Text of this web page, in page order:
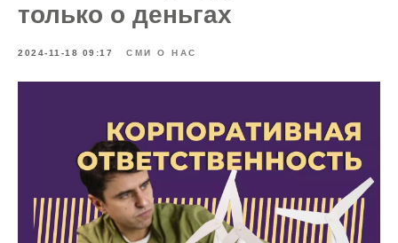
только о деньгах
2024-11-18 09:17 СМИ О НАС